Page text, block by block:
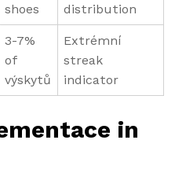
shoes distribution
3-7%
of
výskytů
Extrémní
streak
indicator
in